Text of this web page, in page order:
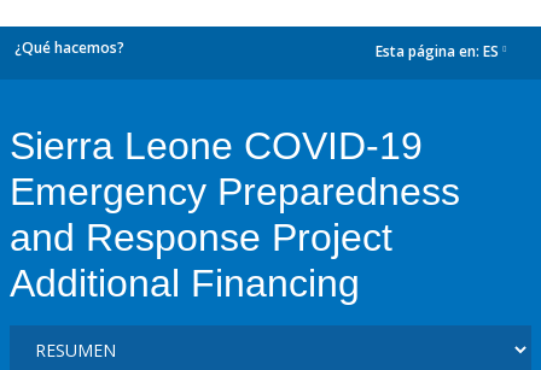
¿Qué hacemos? Esta página en: ES
Sierra Leone COVID-19
Emergency Preparedness
and Response Project
Additional Financing